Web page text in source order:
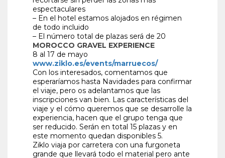
espectaculares
– En el hotel estamos alojados en régimen
de todo incluido
– El número total de plazas será de 20
MOROCCO GRAVEL EXPERIENCE
8 al 17 de mayo
www.ziklo.es/events/marruecos/
Con los interesados, comentamos que
esperaríamos hasta Navidades para confirmar
el viaje, pero os adelantamos que las
inscripciones van bien. Las características del
viaje y el cómo queremos que se desarrolle la
experiencia, hacen que el grupo tenga que
ser reducido. Serán en total 15 plazas y en
este momento quedan disponibles 5.
Ziklo viaja por carretera con una furgoneta
grande que llevará todo el material pero ante